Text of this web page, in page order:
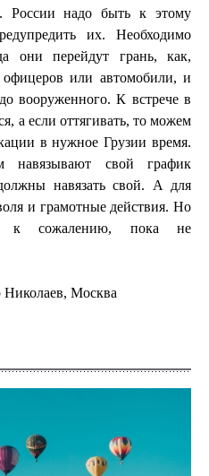
России надо быть к этому
их. Необходимо
они перейдут грань, как,
или автомобили, и
вооруженного. К встрече в
а если оттягивать, то можем
в нужное Грузии время.
свой график
навязать свой. А для
и грамотные действия. Но
к сожалению, пока не
Николаев, Москва